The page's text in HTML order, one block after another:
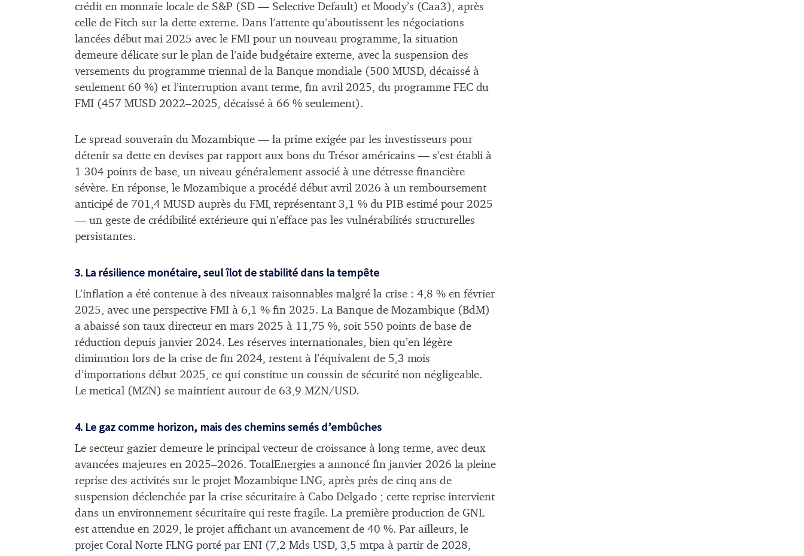
crédit en monnaie locale de S&P (SD — Selective Default) et Moody’s (Caa3), après
celle de Fitch sur la dette externe. Dans l’attente qu’aboutissent les négociations
lancées début mai 2025 avec le FMI pour un nouveau programme, la situation
demeure délicate sur le plan de l’aide budgétaire externe, avec la suspension des
versements du programme triennal de la Banque mondiale (500 MUSD, décaissé à
seulement 60 %) et l’interruption avant terme, fin avril 2025, du programme FEC du
FMI (457 MUSD 2022–2025, décaissé à 66 % seulement).
Le spread souverain du Mozambique — la prime exigée par les investisseurs pour
détenir sa dette en devises par rapport aux bons du Trésor américains — s’est établi à
1 304 points de base, un niveau généralement associé à une détresse financière
sévère. En réponse, le Mozambique a procédé début avril 2026 à un remboursement
anticipé de 701,4 MUSD auprès du FMI, représentant 3,1 % du PIB estimé pour 2025
— un geste de crédibilité extérieure qui n’efface pas les vulnérabilités structurelles
persistantes.
3. La résilience monétaire, seul îlot de stabilité dans la tempête
L’inflation a été contenue à des niveaux raisonnables malgré la crise : 4,8 % en février
2025, avec une perspective FMI à 6,1 % fin 2025. La Banque de Mozambique (BdM)
a abaissé son taux directeur en mars 2025 à 11,75 %, soit 550 points de base de
réduction depuis janvier 2024. Les réserves internationales, bien qu’en légère
diminution lors de la crise de fin 2024, restent à l’équivalent de 5,3 mois
d’importations début 2025, ce qui constitue un coussin de sécurité non négligeable.
Le metical (MZN) se maintient autour de 63,9 MZN/USD.
4. Le gaz comme horizon, mais des chemins semés d’embûches
Le secteur gazier demeure le principal vecteur de croissance à long terme, avec deux
avancées majeures en 2025–2026. TotalEnergies a annoncé fin janvier 2026 la pleine
reprise des activités sur le projet Mozambique LNG, après près de cinq ans de
suspension déclenchée par la crise sécuritaire à Cabo Delgado ; cette reprise intervient
dans un environnement sécuritaire qui reste fragile. La première production de GNL
est attendue en 2029, le projet affichant un avancement de 40 %. Par ailleurs, le
projet Coral Norte FLNG porté par ENI (7,2 Mds USD, 3,5 mtpa à partir de 2028,